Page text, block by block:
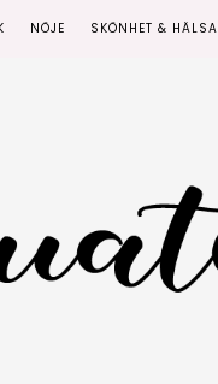
NÖJE SKÖNHET & HÄLSA